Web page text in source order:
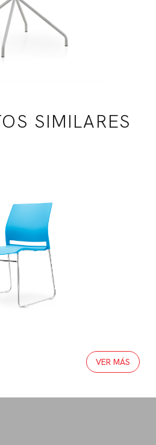
SIMILARES
VER MÁS